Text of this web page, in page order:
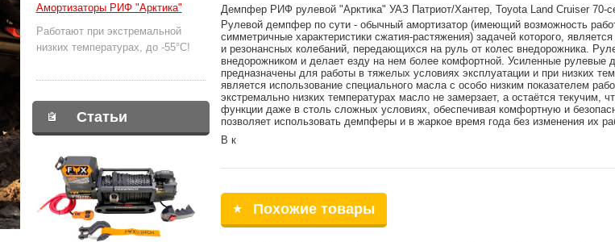
Амортизаторы РИФ "Арктика"
Работают при экстремальной
низких температурах, до -55°С!
Статьи
Демпфер РИФ рулевой "Арктика" УАЗ Патриот/Хантер, Toyota Land Cruiser 70-
Рулевой демпфер по сути - обычный амортизатор (имеющий возможность
симметричные характеристики сжатия-растяжения) задачей которого,
и резонансных колебаний, передающихся на руль от колес внедорожника.
внедорожником и делает езду на нем более комфортной. Усиленные рулевые
предназначены для работы в тяжелых условиях эксплуатации и при низких
является использование специального масла с особо низким показателем
экстремально низких температурах масло не замерзает, а остаётся текучим,
функции даже в столь сложных условиях, обеспечивая комфортную и
позволяет использовать демпферы и в жаркое время года без изменения их
В к
Похожие товары